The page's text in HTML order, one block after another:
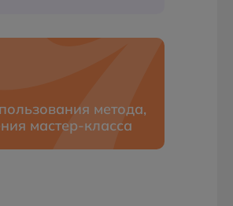
метода,
мастер‑класса